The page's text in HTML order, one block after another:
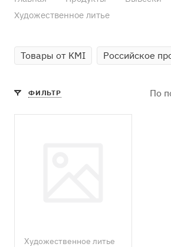
Художественное литье
Товары от KMI Российское
ФИЛЬТР
Художественное литье